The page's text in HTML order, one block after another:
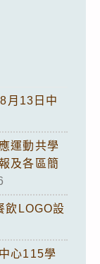
月13日中
運動共學
及各區簡
飲LOGO設
心115學